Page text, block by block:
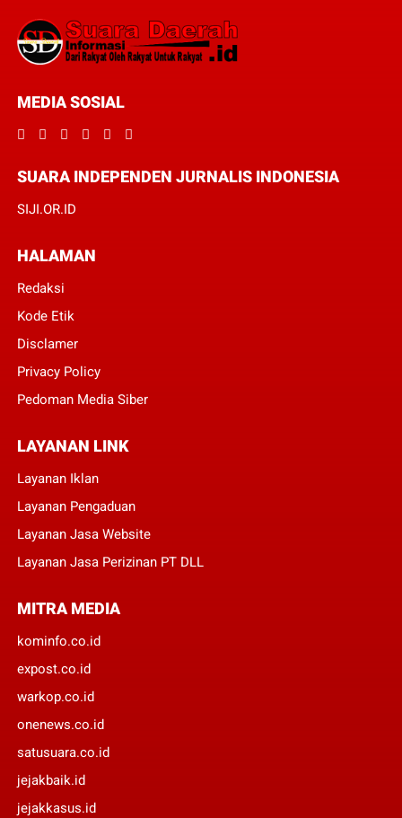
MEDIA SOSIAL
SUARA INDEPENDEN JURNALIS INDONESIA
SIJI.OR.ID
HALAMAN
Redaksi
Kode Etik
Disclamer
Privacy Policy
Pedoman Media Siber
LAYANAN LINK
Layanan Iklan
Layanan Pengaduan
Layanan Jasa Website
Layanan Jasa Perizinan PT DLL
MITRA MEDIA
kominfo.co.id
expost.co.id
warkop.co.id
onenews.co.id
satusuara.co.id
jejakbaik.id
jejakkasus.id